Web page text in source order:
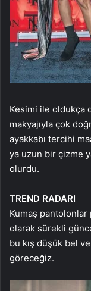
Kesimi ile oldukça
makyajıyla çok
ayakkabı tercihi
ya uzun bir çizme
olurdu.
TREND RADARI
Kumaş
olarak sürekli
bu kış düşük bel
göreceğiz.